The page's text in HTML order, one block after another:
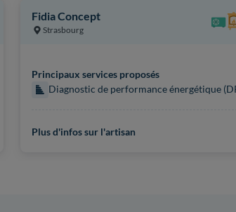
Fidia Concept
Strasbourg
Principaux services proposés
Diagnostic de performance énergétique
Plus d'infos sur l'artisan